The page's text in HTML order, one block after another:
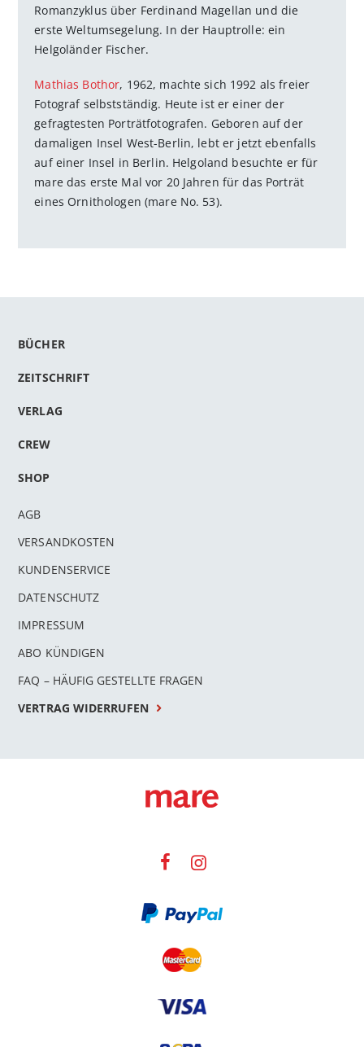
Romanzyklus über Ferdinand Magellan und die
erste Weltumsegelung. In der Hauptrolle: ein
Helgoländer Fischer.
Mathias Bothor, 1962, machte sich 1992 als freier
Fotograf selbstständig. Heute ist er einer der
gefragtesten Porträtfotografen. Geboren auf der
damaligen Insel West-Berlin, lebt er jetzt ebenfalls
auf einer ­Insel in Berlin. Helgoland besuchte er für
mare das erste Mal vor 20 Jahren für das Porträt
eines Ornithologen (mare No. 53).
BÜCHER
ZEITSCHRIFT
VERLAG
CREW
SHOP
AGB
VERSANDKOSTEN
KUNDENSERVICE
DATENSCHUTZ
IMPRESSUM
ABO KÜNDIGEN
FAQ – HÄUFIG GESTELLTE FRAGEN
VERTRAG WIDERRUFEN